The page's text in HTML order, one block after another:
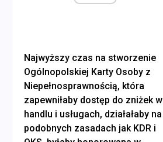
Najwyższy czas na stworzenie
Ogólnopolskiej Karty Osoby z
Niepełnosprawnością, która
zapewniłaby dostęp do zniżek w
handlu i usługach, działałaby na
podobnych zasadach jak KDR i